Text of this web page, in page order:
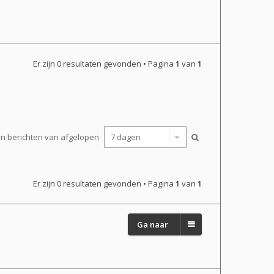
Er zijn 0 resultaten gevonden • Pagina 1 van 1
berichten van afgelopen
Er zijn 0 resultaten gevonden • Pagina 1 van 1
Ga naar